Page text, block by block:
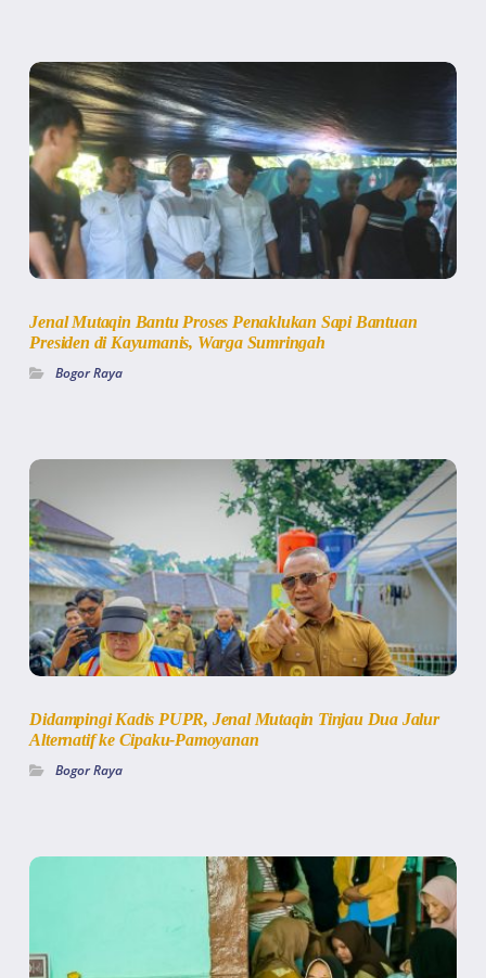
Jenal Mutaqin Bantu Proses Penaklukan Sapi Bantuan
Presiden di Kayumanis, Warga Sumringah
Bogor Raya
Didampingi Kadis PUPR, Jenal Mutaqin Tinjau Dua Jalur
Alternatif ke Cipaku-Pamoyanan
Bogor Raya